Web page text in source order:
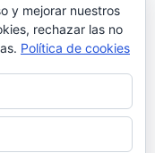
y mejorar nuestros
rechazar las no
Política de cookies